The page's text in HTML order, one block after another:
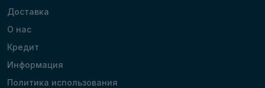
Доставка
О нас
Кредит
Информация
Политика использования